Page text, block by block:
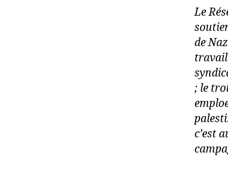
Le
de
; le
c’est